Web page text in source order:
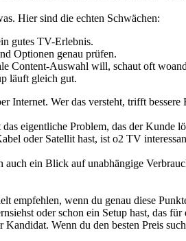
Hier sind die echten Schwächen:
gutes TV-Erlebnis.
Optionen genau prüfen.
Content-Auswahl will, schaut oft
läuft gleich gut.
Internet. Wer das versteht, trifft bessere
eigentliche Problem, das der Kunde
oder Satellit hast, ist o2 TV
ein Blick auf unabhängige
empfehlen, wenn du genau diese
oder schon ein Setup hast, das
Wenn du den besten Preis